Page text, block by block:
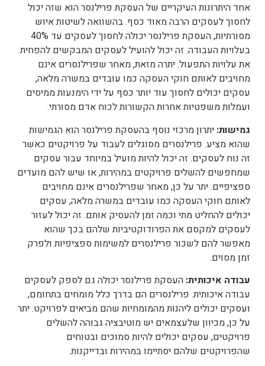
אחד היתרונות העיקריים של העסקת פרילנסר הוא שזה יכול
לחסוך לעסקים הרבה מאוד כסף. בהשוואה לשיטות איוש
מסורתיות, העסקת פרילנסר יכולה לחסוך לעסקים עד 40%
בעלויות העבודה. זה יכול להועיל לעסקים המבקשים להפחית
את עלויות התפעול. יתרה מזאת, מאחר שפרילנסרים אינם
מחויבים לאותם חוקי העסקה כמו עובדים במשרה מלאה,
עסקים יכולים לחסוך עוד יותר כסף על ידי הימנעות ממיסים
ועמלות משפטיות אחרות הקשורות לכוח אדם מסורתי.
גמישות: יתרון מרכזי נוסף בהעסקת פרילנסר הוא הגמישות
שהוא מציע. פרילנסרים מסוגלים לעבוד על פרויקטים כאשר
זה נוח לעסקים. זה יכול להיות מועיל במיוחד עבור עסקים
שמחפשים להשלים פרויקטים במהירות, או שיש להם מועדים
ספציפיים. יתר על כן, מאחר שפרילנסרים אינם מחויבים
לאותם חוקי העסקה כמו עובדים במשרה מלאה, עסקים
יכולים להחליט מתי וכמה זמן להעסיק אותם. זה יכול לעזור
לעסקים למקסם את הפרודוקטיביות שלהם בכך שהוא
מאפשר להם לשכור פרילנסרים למשימות ספציפיות ולפרק
זמן מסוים.
עבודה איכותית: העסקת פרילנסר יכולה גם לספק לעסקים
עבודה איכותית. פרילנסרים הם בדרך כלל מומחים בתחומם,
ועסקים יכולים ליהנות מהמומחיות שהם מביאים לפרויקט. יתר
על כן, מכיוון שלעצמאים יש מוטיבציה גבוהה להשלים
פרויקטים, עסקים יכולים להיות סמוכים ובטוחים
שהפרויקטים שלהם יסתיימו במהירות ובדייקנות.